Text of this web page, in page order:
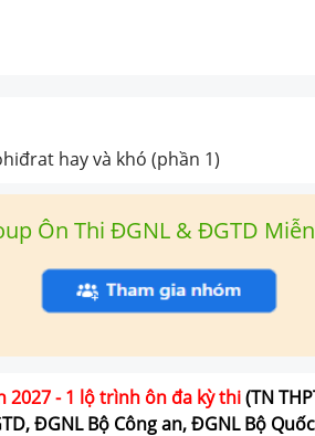
hay và khó (phần 1)
Ôn Thi ĐGNL & ĐGTD
2027 - 1 lộ trình ôn đa kỳ thi(TN
ĐGNL Bộ Công an, ĐGNL Bộ